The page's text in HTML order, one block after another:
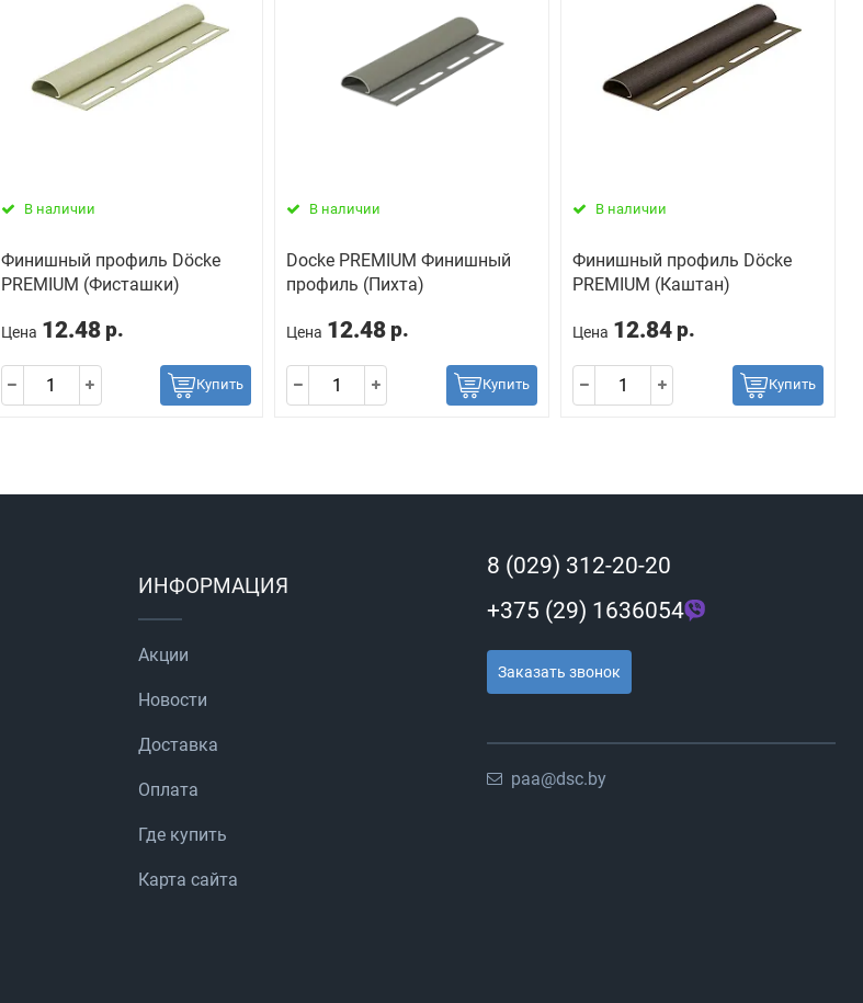
В наличии
Финишный профиль Döcke
PREMIUM (Фисташки)
Цена 12.48 р.
Купить
В наличии
Docke PREMIUM Финишный
профиль (Пихта)
Цена 12.48 р.
Купить
В наличии
Финишный профиль Döcke
PREMIUM (Каштан)
Цена 12.84 р.
Купить
ИНФОРМАЦИЯ
Акции
Новости
Доставка
Оплата
Где купить
Карта сайта
8 (029) 312-20-20
+375 (29) 1636054
Заказать звонок
paa@dsc.by